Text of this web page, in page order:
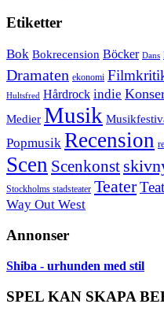
Etiketter
Bok Bokrecension Böcker Dans
Dramaten ekonomi
Hultsfred Hårdrock indie
Medier Musik
Popmusik Recension
Scen Scenkonst
Stockholms stadsteater Teater
Way Out West
Annonser
Shiba - urhunden med stil
SPEL KAN SKAPA